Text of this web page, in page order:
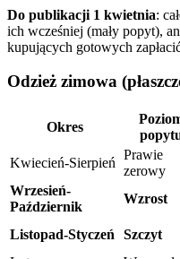
Do publikacji 1 kwietnia:
ich wcześniej (mały popyt),
kupujących gotowych
Odzież zimowa
Okres
Kwiecień-Sierpień
Prawie
zerowy
Wrzesień-
Październik
Wzrost
Listopad-Styczeń
Szczyt